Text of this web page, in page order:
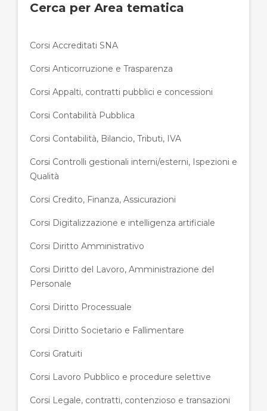
Cerca per Area tematica
Corsi Accreditati SNA
Corsi Anticorruzione e Trasparenza
Corsi Appalti, contratti pubblici e concessioni
Corsi Contabilità Pubblica
Corsi Contabilità, Bilancio, Tributi, IVA
Corsi Controlli gestionali interni/esterni, Ispezioni e
Qualità
Corsi Credito, Finanza, Assicurazioni
Corsi Digitalizzazione e intelligenza artificiale
Corsi Diritto Amministrativo
Corsi Diritto del Lavoro, Amministrazione del
Personale
Corsi Diritto Processuale
Corsi Diritto Societario e Fallimentare
Corsi Gratuiti
Corsi Lavoro Pubblico e procedure selettive
Corsi Legale, contratti, contenzioso e transazioni